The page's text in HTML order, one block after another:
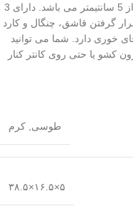
شده و ابعاد آن 39×11 و ارتفاع آن کمی بیش از 5 سانتیمتر می باشد. دارای 3
گرفتن قاشق، چنگال و کارد
خوری دارد. شما می توانید
کشو یا حتی روی کانتر کنار
طوسی کرم
۵×۱۶.۵×۳۸.۵